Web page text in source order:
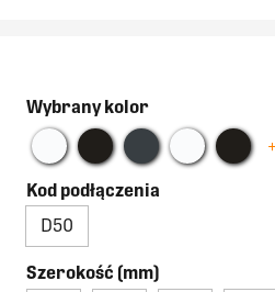
Wybrany kolor
Kod podłączenia
D50
Szerokość (mm)